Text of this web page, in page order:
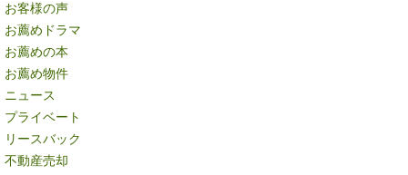
お客様の声
お薦めドラマ
お薦めの本
お薦め物件
ニュース
プライベート
リースバック
不動産売却